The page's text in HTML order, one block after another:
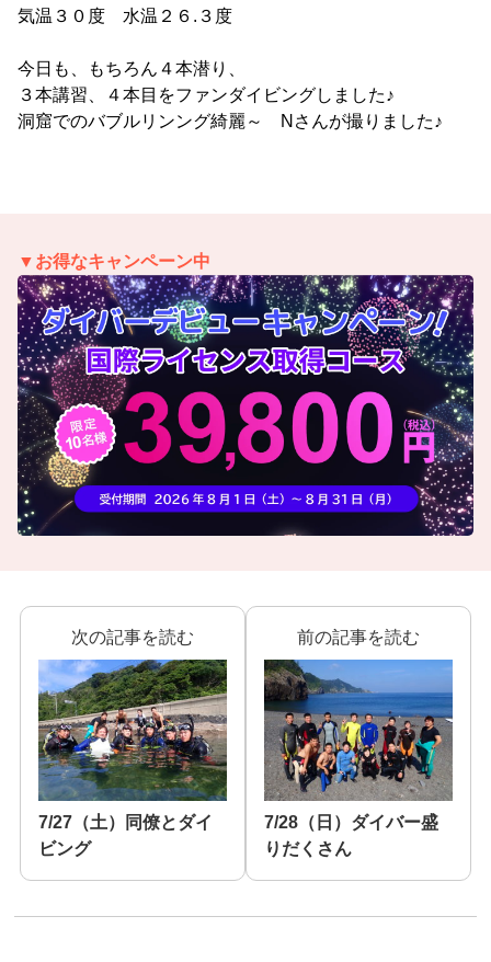
気温３０度 水温２６.３度
今日も、もちろん４本潜り、
３本講習、４本目をファンダイビングしました♪
洞窟でのバブルリンング綺麗～ Nさんが撮りました♪
▼お得なキャンペーン中
次の記事を読む
7/27（土）同僚とダイ
ビング
前の記事を読む
7/28（日）ダイバー盛
りだくさん